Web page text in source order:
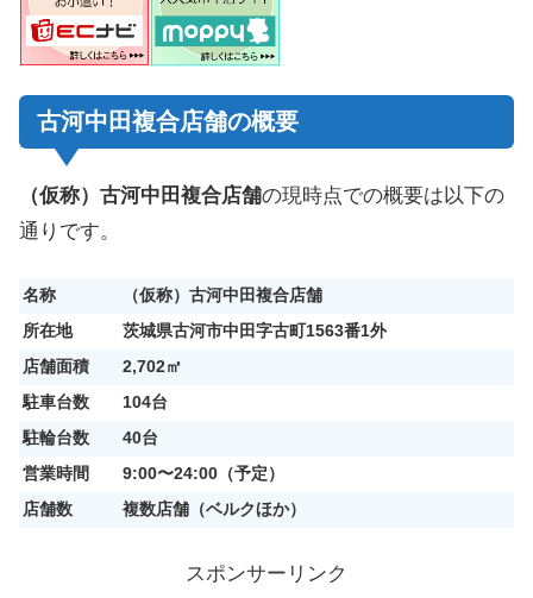
古河中田複合店舗の概要
（仮称）古河中田複合店舗の現時点での概要は以下の
通りです。
名称
（仮称）古河中田複合店舗
所在地
茨城県古河市中田字古町1563番1外
店舗面積
2,702㎡
駐車台数
104台
駐輪台数
40台
営業時間
9:00〜24:00（予定）
店舗数
複数店舗（ベルクほか）
スポンサーリンク